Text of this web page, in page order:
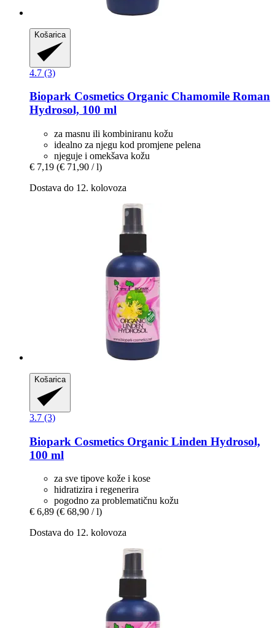
Košarica
4.7 (3)
Biopark Cosmetics Organic Chamomile Roman
Hydrosol, 100 ml
za masnu ili kombiniranu kožu
idealno za njegu kod promjene pelena
njeguje i omekšava kožu
€ 7,19 (€ 71,90 / l)
Dostava do 12. kolovoza
Košarica
3.7 (3)
Biopark Cosmetics Organic Linden Hydrosol,
100 ml
za sve tipove kože i kose
hidratizira i regenerira
pogodno za problematičnu kožu
€ 6,89 (€ 68,90 / l)
Dostava do 12. kolovoza